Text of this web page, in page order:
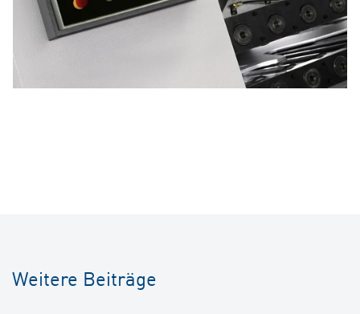
Weitere Beiträge